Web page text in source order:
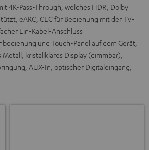
4K-Pass-Through, welches HDR, Dolby
eARC, CEC für Bedienung mit der TV-
Ein-Kabel-Anschluss
und Touch-Panel auf dem Gerät,
kristallklares Display (dimmbar),
AUX-In, optischer Digitaleingang,